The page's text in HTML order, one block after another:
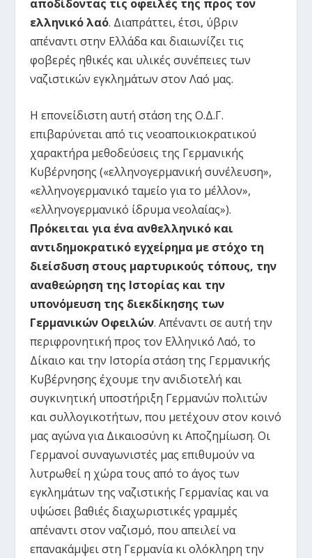
αποδίδοντας τις οφειλές της προς τον
ελληνικό λαό. Διαπράττει, έτσι, ύβριν
απέναντι στην Ελλάδα και διαιωνίζει τις
φοβερές ηθικές και υλικές συνέπειες των
ναζιστικών εγκλημάτων στον Λαό μας.
Η επονείδιστη αυτή στάση της Ο.Δ.Γ.
επιβαρύνεται από τις νεοαποικιοκρατικού
χαρακτήρα μεθοδεύσεις της Γερμανικής
Κυβέρνησης («ελληνογερμανική συνέλευση»,
«ελληνογερμανικό ταμείο για το μέλλον»,
«ελληνογερμανικό ίδρυμα νεολαίας»).
Πρόκειται για ένα ανθελληνικό και
αντιδημοκρατικό εγχείρημα με στόχο τη
διείσδυση στους μαρτυρικούς τόπους, την
αναθεώρηση της Ιστορίας και την
υπονόμευση της διεκδίκησης των
Γερμανικών Οφειλών. Απέναντι σε αυτή την
περιφρονητική προς τον Ελληνικό Λαό, το
Δίκαιο και την Ιστορία στάση της Γερμανικής
Κυβέρνησης έχουμε την ανιδιοτελή και
συγκινητική υποστήριξη Γερμανών πολιτών
και συλλογικοτήτων, που μετέχουν στον κοινό
μας αγώνα για Δικαιοσύνη κι Αποζημίωση. Οι
Γερμανοί συναγωνιστές μας επιθυμούν να
λυτρωθεί η χώρα τους από το άγος των
εγκλημάτων της ναζιστικής Γερμανίας και να
υψώσει βαθιές διαχωριστικές γραμμές
απέναντι στον ναζισμό, που απειλεί να
επανακάμψει στη Γερμανία κι ολόκληρη την